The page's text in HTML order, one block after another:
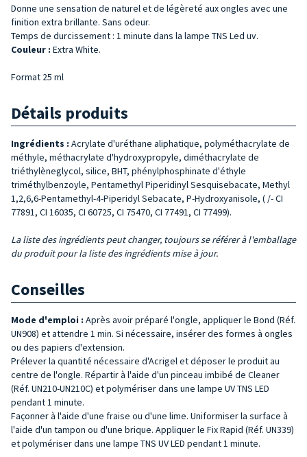
Donne une sensation de naturel et de légèreté aux ongles avec une
finition extra brillante. Sans odeur.
Temps de durcissement : 1 minute dans la lampe TNS Led uv.
Couleur : Extra White.
Format 25 ml
Détails produits
Ingrédients : Acrylate d'uréthane aliphatique, polyméthacrylate de
méthyle, méthacrylate d'hydroxypropyle, diméthacrylate de
triéthylèneglycol, silice, BHT, phénylphosphinate d'éthyle
triméthylbenzoyle, Pentamethyl Piperidinyl Sesquisebacate, Methyl
1,2,6,6-Pentamethyl-4-Piperidyl Sebacate, P-Hydroxyanisole, ( /- CI
77891, CI 16035, CI 60725, CI 75470, CI 77491, CI 77499).
La liste des ingrédients peut changer, toujours se référer à l'emballage
du produit pour la liste des ingrédients mise à jour.
Conseilles
Mode d'emploi : Après avoir préparé l'ongle, appliquer le Bond (Réf.
UN908) et attendre 1 min. Si nécessaire, insérer des formes à ongles
ou des papiers d'extension.
Prélever la quantité nécessaire d'Acrigel et déposer le produit au
centre de l'ongle. Répartir à l'aide d'un pinceau imbibé de Cleaner
(Réf. UN210-UN210C) et polymériser dans une lampe UV TNS LED
pendant 1 minute.
Façonner à l'aide d'une fraise ou d'une lime. Uniformiser la surface à
l'aide d'un tampon ou d'une brique. Appliquer le Fix Rapid (Réf. UN339)
et polymériser dans une lampe TNS UV LED pendant 1 minute.